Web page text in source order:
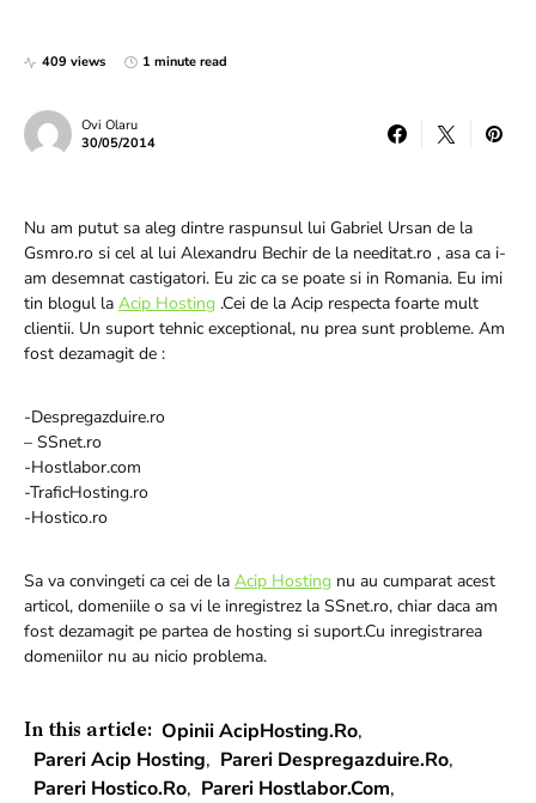
409 views 1 minute read
Ovi Olaru
30/05/2014
Nu am putut sa aleg dintre raspunsul lui Gabriel Ursan de la
Gsmro.ro si cel al lui Alexandru Bechir de la needitat.ro , asa ca i-
am desemnat castigatori. Eu zic ca se poate si in Romania. Eu imi
tin blogul la Acip Hosting .Cei de la Acip respecta foarte mult
clientii. Un suport tehnic exceptional, nu prea sunt probleme. Am
fost dezamagit de :
-Despregazduire.ro
– SSnet.ro
-Hostlabor.com
-TraficHosting.ro
-Hostico.ro
Sa va convingeti ca cei de la Acip Hosting nu au cumparat acest
articol, domeniile o sa vi le inregistrez la SSnet.ro, chiar daca am
fost dezamagit pe partea de hosting si suport.Cu inregistrarea
domeniilor nu au nicio problema.
In this article: Opinii AcipHosting.ro,
Pareri Acip Hosting, Pareri Despregazduire.ro,
Pareri Hostico.ro, Pareri Hostlabor.com,